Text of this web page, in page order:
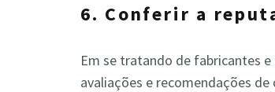
6. Conferir a
Em se tratando de fabricantes
avaliações e recomendações